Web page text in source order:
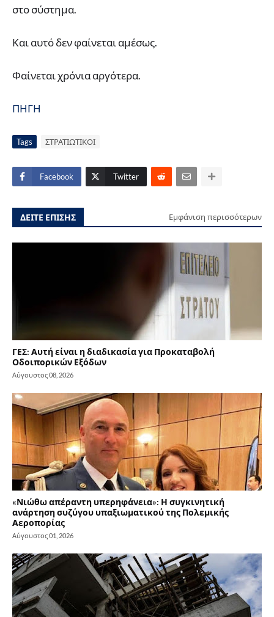
στο σύστημα.
Και αυτό δεν φαίνεται αμέσως.
Φαίνεται χρόνια αργότερα.
ΠΗΓΗ
Tags ΣΤΡΑΤΙΩΤΙΚΟΙ
Facebook Twitter
ΔΕΙΤΕ ΕΠΙΣΗΣ Εμφάνιση περισσότερων
ΓΕΣ: Αυτή είναι η διαδικασία για Προκαταβολή
Οδοιπορικών Εξόδων
Αύγουστος 08, 2026
«Νιώθω απέραντη υπερηφάνεια»: Η συγκινητική
ανάρτηση συζύγου υπαξιωματικού της Πολεμικής
Αεροπορίας
Αύγουστος 01, 2026